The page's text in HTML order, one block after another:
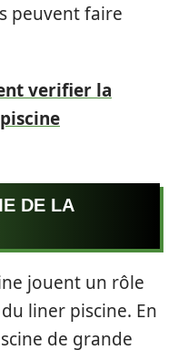
peuvent faire
verifier la
DE LA
jouent un rôle
liner piscine. En
de grande